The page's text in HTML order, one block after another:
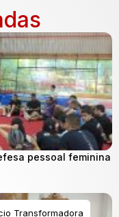
pessoal feminina
Transformadora